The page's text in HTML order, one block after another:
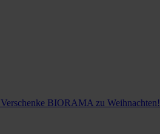
Verschenke BIORAMA zu Weihnachten!